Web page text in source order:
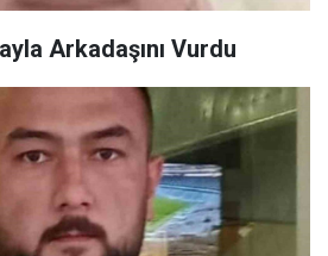
Arkadaşını Vurdu